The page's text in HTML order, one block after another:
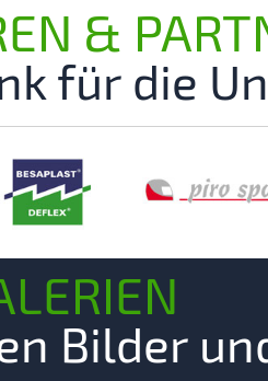
&
für die
Bilder